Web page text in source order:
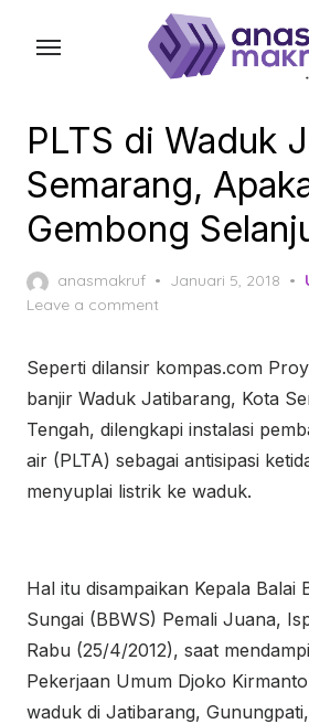
PLTS di Waduk
Semarang,
Gembong
anasmakruf
Posted
Januari 5, 2018
Leave a comment
Seperti dilansir kompas.com
banjir Waduk Jatibarang, Kota
Tengah, dilengkapi instalasi
air (PLTA) sebagai antisipasi
menyuplai listrik ke waduk.
Hal itu disampaikan Kepala Balai
Sungai (BBWS) Pemali Juana,
Rabu (25/4/2012), saat
Pekerjaan Umum Djoko
waduk di Jatibarang,